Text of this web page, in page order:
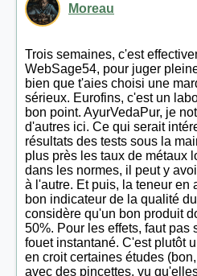
Moreau
Trois semaines, c'est
WebSage54, pour juger
bien que t'aies choisi une
sérieux. Eurofins, c'est un
bon point. AyurVedaPur, je
d'autres ici. Ce qui serait
résultats des tests sous la
plus près les taux de métaux
dans les normes, il peut y
à l'autre. Et puis, la teneur en
bon indicateur de la qualité
considère qu'un bon produit
50%. Pour les effets, faut pas
fouet instantané. C'est plutôt
en croit certaines études
avec des pincettes, vu